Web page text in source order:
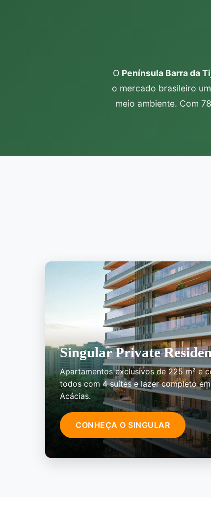
O Península Barra da
o mercado brasileiro
meio ambiente. Com
Singular Private
Apartamentos exclusivos de 225 m² e
todos com 4 suítes e lazer completo
Acácias.
CONHEÇA O SINGULAR